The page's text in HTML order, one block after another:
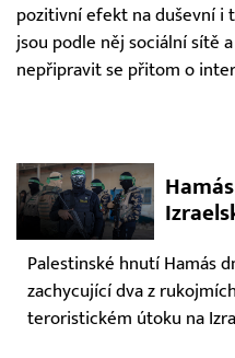
pozitivní efekt na duševní i
jsou podle něj sociální sítě
nepřipravit se přitom o
Palestinské hnutí Hamás
zachycující dva z
teroristickém útoku na